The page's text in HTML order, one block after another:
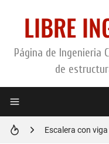
LIBRE
Página de Ingenieria
de
Zapatas